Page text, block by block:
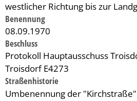
westlicher Richtung bis zur
Benennung
08.09.1970
Beschluss
Protokoll Hauptausschuss
Troisdorf E4273
Straßenhistorie
Umbenennung der